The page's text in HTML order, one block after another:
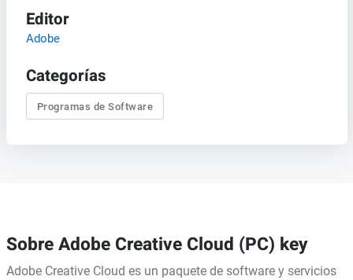
Editor
Adobe
Categorías
Programas de Software
Sobre Adobe Creative Cloud (PC) key
Adobe Creative Cloud es un paquete de software y servicios